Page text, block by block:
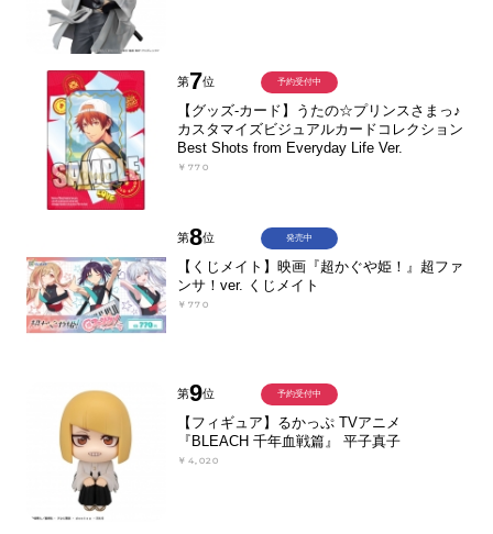
第7位
【グッズ-カード】うたの☆プリンスさまっ♪
カスタマイズビジュアルカードコレクション
Best Shots from Everyday Life Ver.
￥770
予約受付中
第8位
【くじメイト】映画『超かぐや姫！』超ファ
ンサ！ver. くじメイト
￥770
発売中
第9位
【フィギュア】るかっぷ TVアニメ
『BLEACH 千年血戦篇』 平子真子
￥4,020
予約受付中